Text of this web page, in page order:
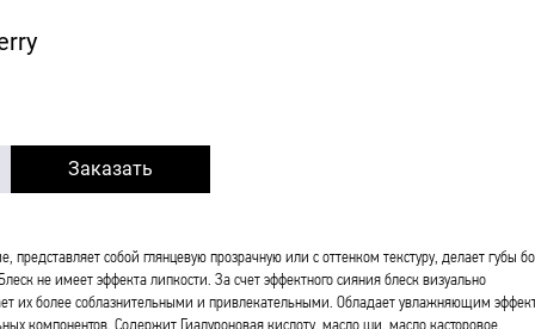
Заказать
представляет собой глянцевую прозрачную или с оттенком текстуру, делает губы
не имеет эффекта липкости. За счет эффектного сияния блеск визуально
их более соблазнительными и привлекательными. Обладает увлажняющим
компонентов. Содержит Гиалуроновая кислоту, масло ши, масло касторовое.